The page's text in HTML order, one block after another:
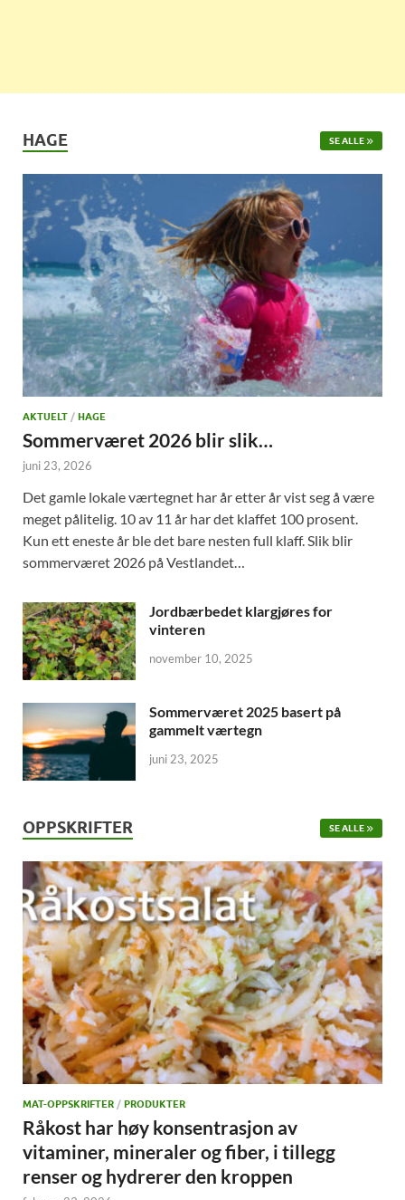
HAGE SE ALLE
AKTUELT / HAGE
Sommerværet 2026 blir slik…
juni 23, 2026
Det gamle lokale værtegnet har år etter år vist seg å være
meget pålitelig. 10 av 11 år har det klaffet 100 prosent.
Kun ett eneste år ble det bare nesten full klaff. Slik blir
sommerværet 2026 på Vestlandet…
Jordbærbedet klargjøres for
vinteren
november 10, 2025
Sommerværet 2025 basert på
gammelt værtegn
juni 23, 2025
OPPSKRIFTER SE ALLE
MAT-OPPSKRIFTER / PRODUKTER
Råkost har høy konsentrasjon av
vitaminer, mineraler og fiber, i tillegg
renser og hydrerer den kroppen